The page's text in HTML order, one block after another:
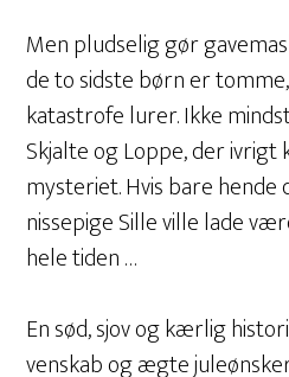
Men pludselig gør
de to sidste børn er
katastrofe lurer. Ikke
Skjalte og Loppe, der ivrigt
mysteriet. Hvis bare
nissepige Sille ville lade
hele tiden …
En sød, sjov og kærlig
venskab og ægte